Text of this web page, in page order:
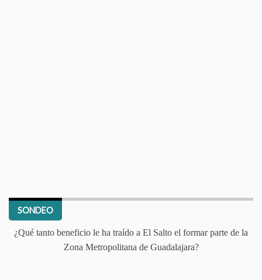
SONDEO
¿Qué tanto beneficio le ha traído a El Salto el formar parte de la
Zona Metropolitana de Guadalajara?